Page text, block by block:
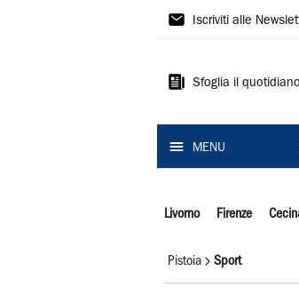
Il
Iscriviti alle
Sfoglia il quotidiano
MENU
Livorno Firenze
Pistoia Sport